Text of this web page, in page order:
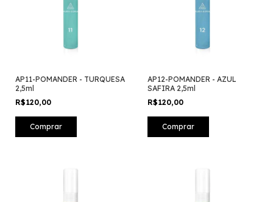
AP11-POMANDER - TURQUESA
2,5ml
R$120,00
AP12-POMANDER - AZUL
SAFIRA 2,5ml
R$120,00